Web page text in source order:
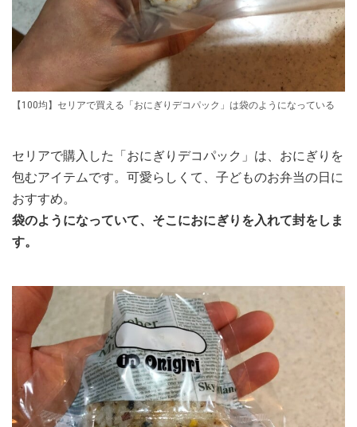
【100均】セリアで買える「おにぎりデコパック」は袋のようになっている
セリアで購入した「おにぎりデコパック」は、おにぎりを
包むアイテムです。可愛らしくて、子どものお弁当の日に
おすすめ。
袋のようになっていて、そこにおにぎりを入れて封をしま
す。